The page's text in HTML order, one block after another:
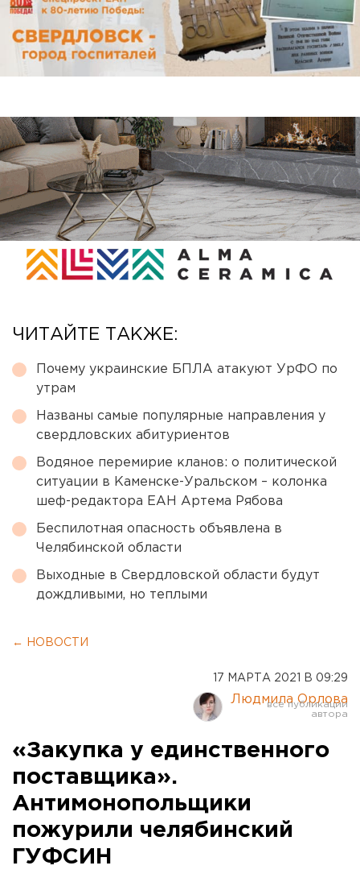
ЧИТАЙТЕ ТАКЖЕ:
Почему украинские БПЛА атакуют УрФО по
утрам
Названы самые популярные направления у
свердловских абитуриентов
Водяное перемирие кланов: о политической
ситуации в Каменске-Уральском – колонка
шеф-редактора ЕАН Артема Рябова
Беспилотная опасность объявлена в
Челябинской области
Выходные в Свердловской области будут
дождливыми, но теплыми
← НОВОСТИ
17 МАРТА 2021 В 09:29
Людмила Орлова
«Закупка у единственного
поставщика».
Антимонопольщики
пожурили челябинский
ГУФСИН